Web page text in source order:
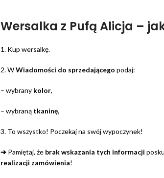
Wersalka z Pufą Alicja –
1. Kup wersalkę.
2. WWiadomości do sprzedającego podaj:
– wybrany kolor,
– wybraną tkaninę,
3. To wszystko! Poczekaj na swój wypoczynek!
➔ Pamiętaj, że brak wskazania tych informacji
realizacji zamówienia!